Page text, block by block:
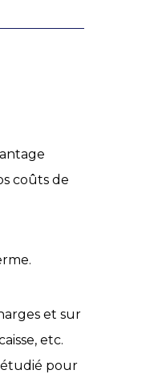
coûts de
et sur
etc.
étudié pour